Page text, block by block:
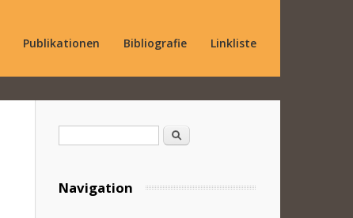
Publikationen Bibliografie Linkliste
Suche
Navigation